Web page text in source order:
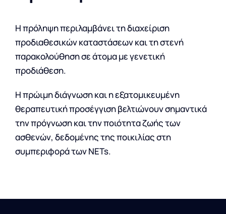
Η πρόληψη περιλαμβάνει τη διαχείριση
προδιαθεσικών καταστάσεων και τη στενή
παρακολούθηση σε άτομα με γενετική
προδιάθεση.
Η πρώιμη διάγνωση και η εξατομικευμένη
θεραπευτική προσέγγιση βελτιώνουν σημαντικά
την πρόγνωση και την ποιότητα ζωής των
ασθενών, δεδομένης της ποικιλίας στη
συμπεριφορά των NETs.